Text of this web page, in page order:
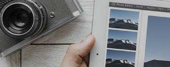
Skip
to
content